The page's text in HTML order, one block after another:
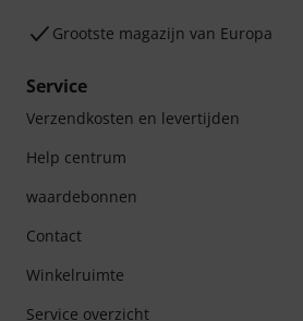
Grootste magazijn van Europa
Service
Verzendkosten en levertijden
Help centrum
waardebonnen
Contact
Winkelruimte
Service overzicht